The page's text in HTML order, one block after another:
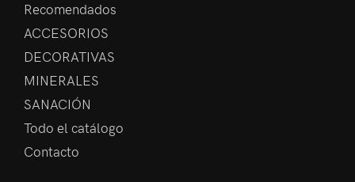
Recomendados
ACCESORIOS
DECORATIVAS
MINERALES
SANACIÓN
Todo el catálogo
Contacto